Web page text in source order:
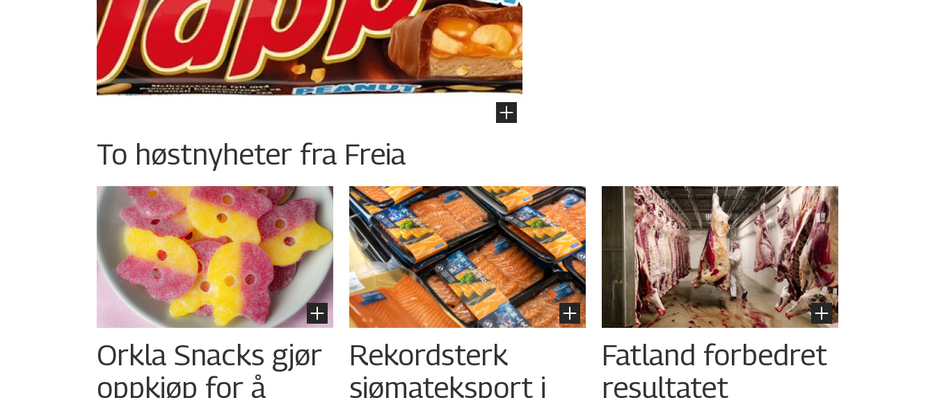
To høstnyheter fra Freia
Orkla Snacks gjør
oppkjøp for å
Rekordsterk
sjømateksport i
Fatland forbedret
resultatet